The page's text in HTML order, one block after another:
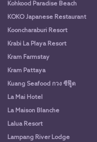
Kohkood Paradise Beach
KOKO Japanese Restaurant
Kooncharaburi Resort
Krabi La Playa Resort
Kram Farmstay
Kram Pattaya
Kuang Seafood กวง ซีฟู๊ด
La Mai Hotel
La Maison Blanche
Lalua Resort
Lampang River Lodge